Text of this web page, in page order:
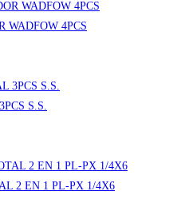
WADFOW 4PCS
S.S.
2 EN 1 PL-PX 1/4X6